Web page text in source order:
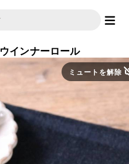
インナーロール
ミュートを解除